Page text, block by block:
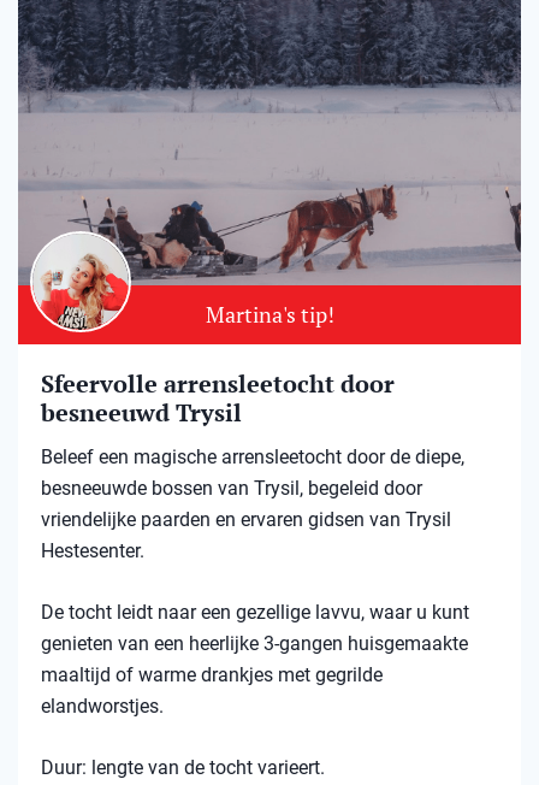
Martina's tip!
Sfeervolle arrensleetocht door
besneeuwd Trysil​
Beleef een magische arrensleetocht door de diepe,
besneeuwde bossen van Trysil, begeleid door
vriendelijke paarden en ervaren gidsen van Trysil
Hestesenter.
De tocht leidt naar een gezellige lavvu, waar u kunt
genieten van een heerlijke 3-gangen huisgemaakte
maaltijd of warme drankjes met gegrilde
elandworstjes.
Duur: lengte van de tocht varieert.